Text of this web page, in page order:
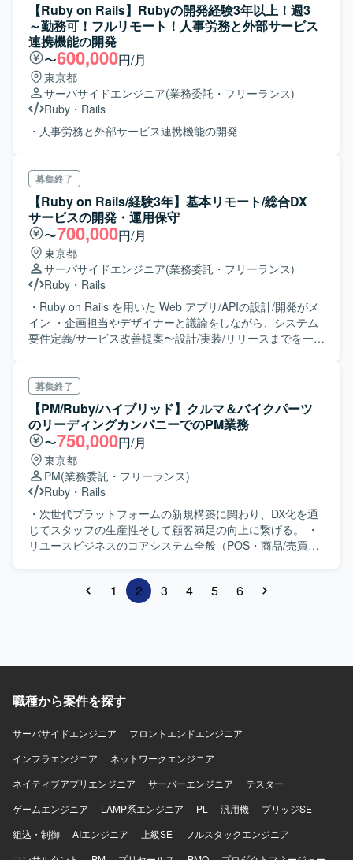
【Ruby on Rails】Rubyの開発経験3年以上！週3
～勤務可！フルリモート！人事労務と外部サービス
連携機能の開発
〜600,000円/月
東京都
サーバサイドエンジニア(業務委託・フリーランス)
Ruby ・ Rails
・人事労務と外部サービス連携機能の開発
募集終了
【Ruby on Rails/経験3年】基本リモート/総合DX
サービスの開発・運用保守
〜700,000円/月
東京都
サーバサイドエンジニア(業務委託・フリーランス)
Ruby ・ Rails
・Ruby on Rails を用いた Web アプリ/APIの設計/開発がメ
イン ・企画担当やデザイナーと議論をしながら、システム
要件定義/サービス改善提案〜設計/実装/リリースまでを一貫
Web アプリフレームワーク:Ruby on Rails ・フロン
トエンド:TypeScript/Next.js(React) ・データベー
ス:MySQL ・APIクエリ言語:GraphQL ・自動
テスト:RSpec
募集終了
【PM/Ruby/ハイブリッド】クルマ＆バイクパーツ
のリーディングカンパニーでのPM業務
〜750,000円/月
東京都
PM(業務委託・フリーランス)
Ruby ・ Rails
・次世代プラットフォームの新規構築に関わり、DX化を通
じてスタッフの生産性そして顧客満足の向上に繋げる。 ・
リユースビジネスのコアシステム全般（POS・商品/売買管
1 2 3 4 5 6
職種から案件を探す
サーバサイドエンジニア
フロントエンドエンジニア
インフラエンジニア
ネットワークエンジニア
ネイティブアプリエンジニア
サーバーエンジニア
テスター
ゲームエンジニア
LAMP系エンジニア PL 汎用機
ブリッジSE
組込・制御
AIエンジニア 上級SE
フルスタックエンジニア